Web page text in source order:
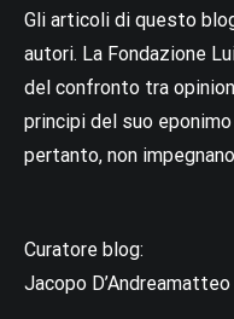
Gli articoli di questo
autori. La Fondazione
del confronto tra
principi del suo
pertanto, non
Curatore blog:
Jacopo D’Andreamatteo